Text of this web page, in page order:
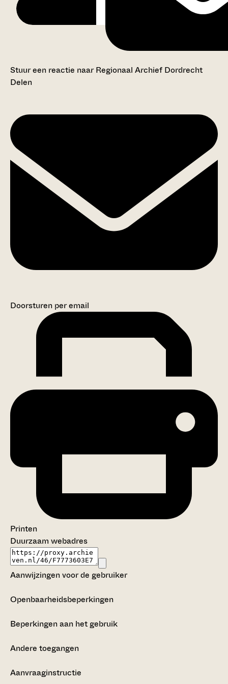
Stuur een reactie naar Regionaal Archief Dordrecht
Delen
Doorsturen per email
Printen
Duurzaam webadres
Aanwijzingen voor de gebruiker
Openbaarheidsbeperkingen
Beperkingen aan het gebruik
Andere toegangen
Aanvraaginstructie